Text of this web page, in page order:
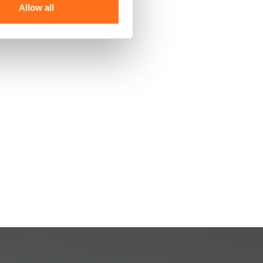
Allow all